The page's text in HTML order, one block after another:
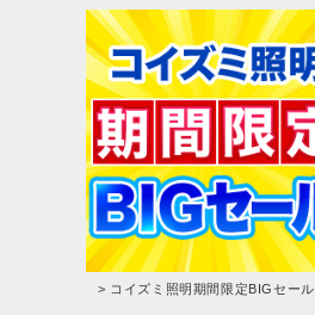
> コイズミ照明期間限定BIGセール